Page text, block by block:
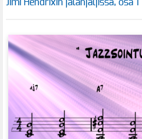
Jimi Hendrixin jalanjäljissä, osa 1